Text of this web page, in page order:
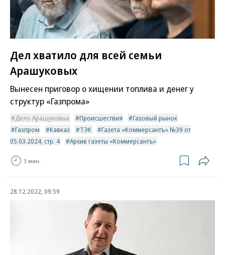
Дел хватило для всей семьи
Арашуковых
Вынесен приговор о хищении топлива и денег у
структур «Газпрома»
Дело Арашуковых Происшествия
Газовый рынок
Газпром
Кавказ ТЭК
Газета «Коммерсантъ» №39 от
05.03.2024, стр. 4
Архив газеты «Коммерсантъ»
3 мин.
28.12.2022, 09:59